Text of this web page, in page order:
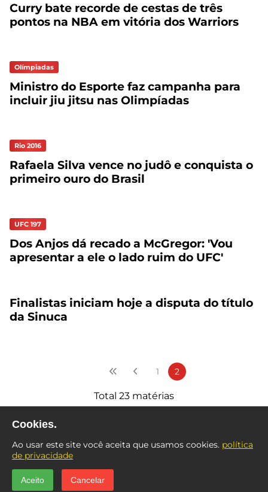
Curry bate recorde de cestas de três
pontos na NBA em vitória dos Warriors
Olímpiadas
Ministro do Esporte faz campanha para
incluir jiu jitsu nas Olimpíadas
Rio 2016
Rafaela Silva vence no judô e conquista o
primeiro ouro do Brasil
UFC 197
Dos Anjos dá recado a McGregor: 'Vou
apresentar a ele o lado ruim do UFC'
Finalistas iniciam hoje a disputa do título
da Sinuca
1 2
Total 23 matérias
Cookies.
Ao usar este site você aceita que usamos cookies. política
de privacidade
Aceito Cancelar